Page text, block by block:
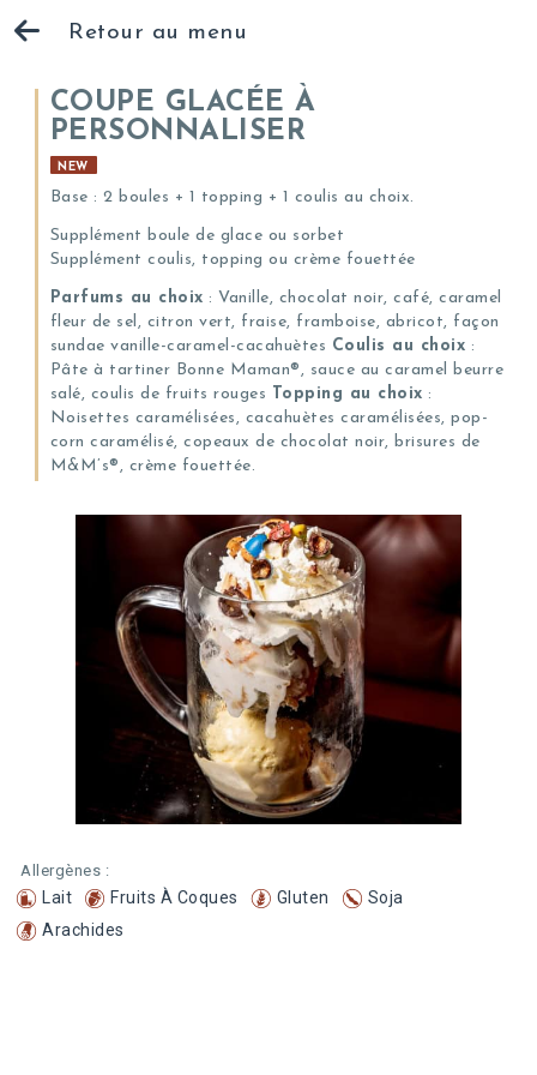
Retour au menu
COUPE GLACÉE À
PERSONNALISER
NEW
Base : 2 boules + 1 topping + 1 coulis au choix.
Supplément boule de glace ou sorbet
Supplément coulis, topping ou crème fouettée
Parfums au choix : Vanille, chocolat noir, café, caramel
fleur de sel, citron vert, fraise, framboise, abricot, façon
sundae vanille-caramel-cacahuètes Coulis au choix :
Pâte à tartiner Bonne Maman®, sauce au caramel beurre
salé, coulis de fruits rouges Topping au choix :
Noisettes caramélisées, cacahuètes caramélisées, pop-
corn caramélisé, copeaux de chocolat noir, brisures de
M&M’s®, crème fouettée.
Allergènes :
Lait Fruits À Coques Gluten
Soja
Arachides